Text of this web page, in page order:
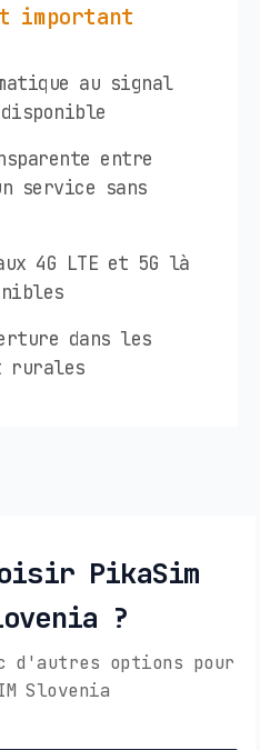
important
au signal
entre
service sans
4G LTE et 5G là
dans les
rurales
PikaSim
?
d'autres options pour
Slovenia